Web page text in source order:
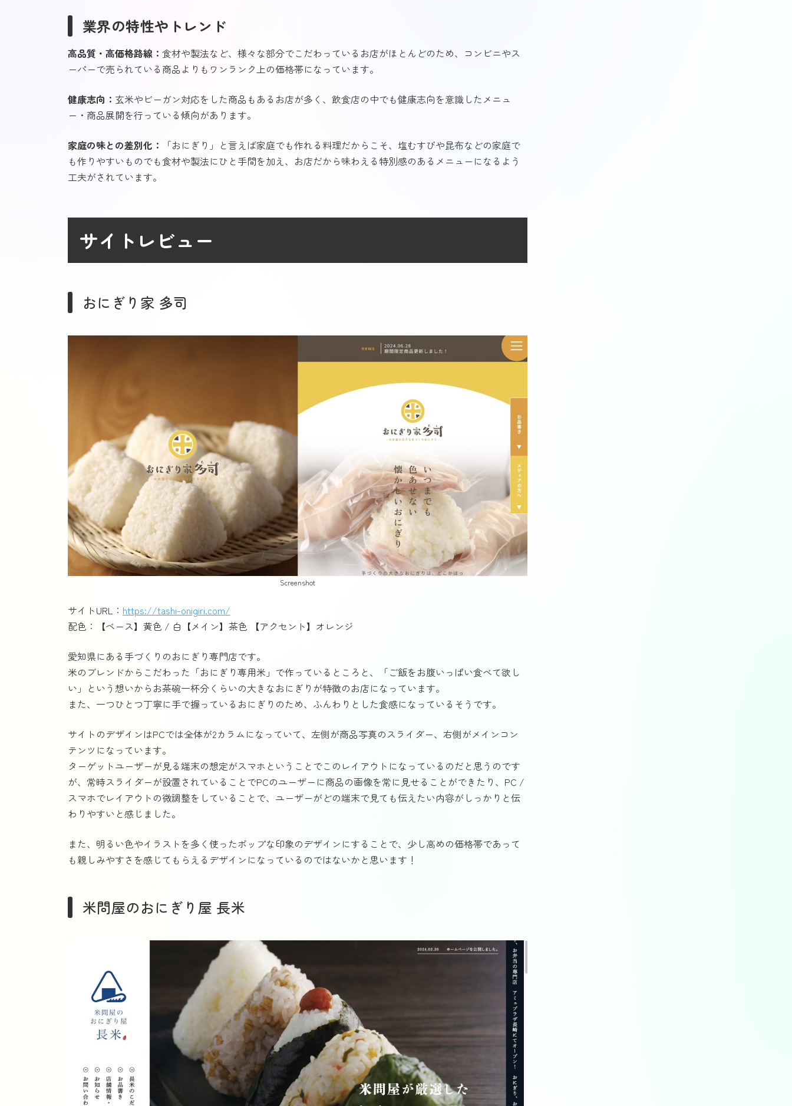
業界の特性やトレンド
高品質・高価格路線： 食材や製法など、様々な部分でこだわっているお店がほとんどのため、コンビニやス
ーパーで売られている商品よりもワンランク上の価格帯になっています。
健康志向： 玄米やビーガン対応をした商品もあるお店が多く、飲食店の中でも健康志向を意識したメニュ
ー・商品展開を行っている傾向があります。
家庭の味との差別化：
「おにぎり」と言えば家庭でも作れる料理だからこそ、塩むすびや昆布などの家庭で
も作りやすいものでも食材や製法にひと手間を加え、お店だから味わえる特別感のあるメニューになるよう
工夫がされています。
サイトレビュー
おにぎり家 多司
Screenshot
サイトURL： https://tashi-onigiri.com/
配色：【ベース】黄色 / 白【メイン】茶色 【アクセント】オレンジ
愛知県にある手づくりのおにぎり専門店です。
米のブレンドからこだわった「おにぎり専用米」で作っているところと、「ご飯をお腹いっぱい食べて欲し
い」という想いからお茶碗一杯分くらいの大きなおにぎりが特徴のお店になっています。
また、一つひとつ丁寧に手で握っているおにぎりのため、ふんわりとした食感になっているそうです。
サイトのデザインはPCでは全体が2カラムになっていて、左側が商品写真のスライダー、右側がメインコン
テンツになっています。
ターゲットユーザーが見る端末の想定がスマホということでこのレイアウトになっているのだと思うのです
が、常時スライダーが設置されていることでPCのユーザーに商品の画像を常に見せることができたり、PC /
スマホでレイアウトの微調整をしていることで、ユーザーがどの端末で見ても伝えたい内容がしっかりと伝
わりやすいと感じました。
また、明るい色やイラストを多く使ったポップな印象のデザインにすることで、少し高めの価格帯であって
も親しみやすさを感じてもらえるデザインになっているのではないかと思います！
米問屋のおにぎり屋 長米